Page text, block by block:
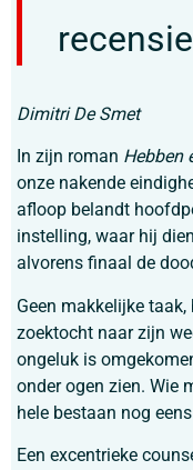
Dimitri De Smet
In zijn roman Hebben
onze nakende
afloop belandt
instelling, waar hij
alvorens finaal de
Geen makkelijke
zoektocht naar zijn
ongeluk is
onder ogen zien. Wie
hele bestaan nog
Een excentrieke